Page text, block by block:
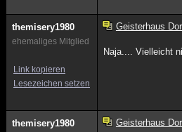
themisery1980
ehemaliges Mitglied
Link kopieren
Lesezeichen setzen
Geisterhaus
Naja.... Vielleicht
themisery1980 Geisterhaus